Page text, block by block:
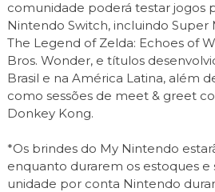
comunidade poderá testar jogos
Nintendo Switch, incluindo Super
The Legend of Zelda: Echoes of
Bros. Wonder, e títulos
Brasil e na América Latina, além
como sessões de meet & greet
Donkey Kong.
*Os brindes do My Nintendo
enquanto durarem os estoques e
unidade por conta Nintendo